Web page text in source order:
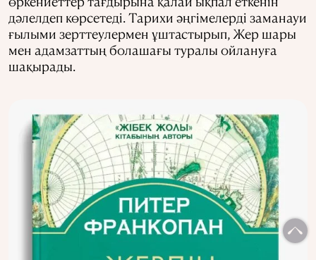
дәлелдеп көрсетеді. Тарихи әңгімелерді заманауи
ғылыми зерттеулермен ұштастырып, Жер шары
мен адамзаттың болашағы туралы ойлануға
шақырады.